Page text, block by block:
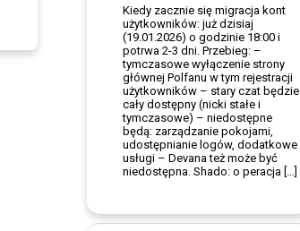
Kiedy zacznie się migracja kont
użytkowników: już dzisiaj
(19.01.2026) o godzinie 18:00 i
potrwa 2-3 dni. Przebieg: –
tymczasowe wyłączenie strony
głównej Polfanu w tym rejestracji
użytkowników – stary czat będzie
cały dostępny (nicki stałe i
tymczasowe) – niedostępne
będą: zarządzanie pokojami,
udostępnianie logów, dodatkowe
usługi – Devana też może być
niedostępna. Shado: o peracja […]